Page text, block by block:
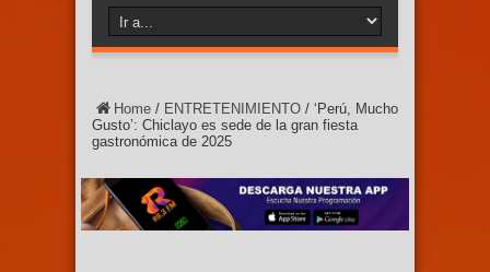
Home / ENTRETENIMIENTO / ‘Perú, Mucho
Gusto’: Chiclayo es sede de la gran fiesta
gastronómica de 2025